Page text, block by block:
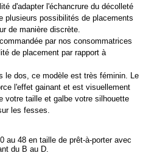
d'adapter l'échancrure du décolleté
plusieurs possibilités de placements
de manière discrète.
par nos consommatrices
de placement par rapport à
le dos, ce modèle est très féminin. Le
l'effet gainant et est visuellement
votre taille et galbe votre silhouette
les fesses.
au 48 en taille de prêt-à-porter avec
du B au D.